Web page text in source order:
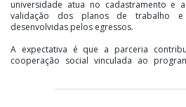
universidade atua no cadastramento e
validação dos planos de trabalho e
desenvolvidas pelos egressos.
A expectativa é que a parceria
cooperação social vinculada ao